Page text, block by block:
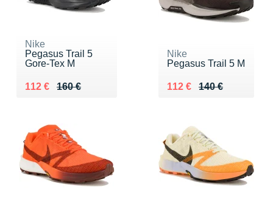
Nike
Pegasus Trail 5
Gore-Tex M
160 €
Au lieu de 160 €
112 €
Vendu 112 €
Nike
Pegasus Trail 5 M
140 €
Au lieu de 140 €
112 €
Vendu 112 €